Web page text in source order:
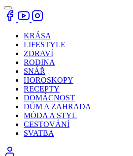
KRÁSA
LIFESTYLE
ZDRAVÍ
RODINA
SNÁŘ
HOROSKOPY
RECEPTY
DOMÁCNOST
DŮM A ZAHRADA
MÓDA A STYL
CESTOVÁNÍ
SVATBA